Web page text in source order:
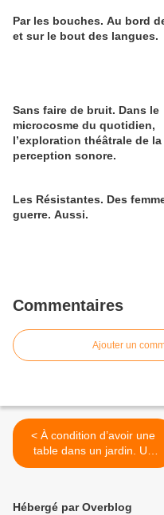
Par les bouches. Au bord
et sur le bout des langues.
Sans faire de bruit. Dans le
microcosme du quotidien,
l’exploration théâtrale de la
perception sonore.
Les Résistantes. Des
guerre. Aussi.
Commentaires
Ajouter un
< À condition d’avoir une
table dans un jardin. Un
verso de petite étude
Hébergé par Overblog